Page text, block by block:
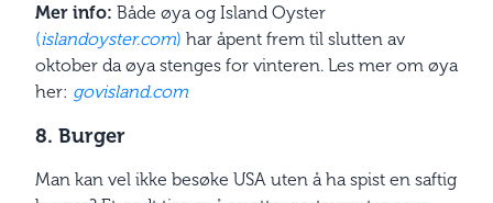
Mer info: Både øya og Island Oyster
(islandoyster.com) har åpent frem til slutten av
oktober da øya stenges for vinteren. Les mer om øya
her: govisland.com
8. Burger
Man kan vel ikke besøke USA uten å ha spist en saftig